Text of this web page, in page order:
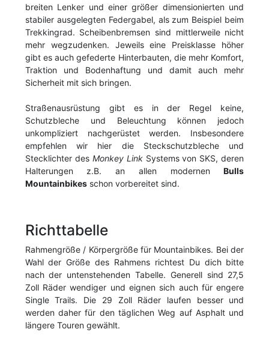
breiten Lenker und einer größer dimensionierten und
stabiler ausgelegten Federgabel, als zum Beispiel beim
Trekkingrad. Scheibenbremsen sind mittlerweile nicht
mehr wegzudenken. Jeweils eine Preisklasse höher
gibt es auch gefederte Hinterbauten, die mehr Komfort,
Traktion und Bodenhaftung und damit auch mehr
Sicherheit mit sich bringen.
Straßenausrüstung gibt es in der Regel keine,
Schutzbleche und Beleuchtung können jedoch
unkompliziert nachgerüstet werden. Insbesondere
empfehlen wir hier die Steckschutzbleche und
Stecklichter des Monkey LinkSystems von SKS, deren
Halterungen z.B. an allen modernenBulls
Mountainbikesschon vorbereitet sind.
Richttabelle
Rahmengröße / Körpergröße für Mountainbikes. Bei der
Wahl der Größe des Rahmens richtest Du dich bitte
nach der untenstehenden Tabelle. Generell sind 27,5
Zoll Räder wendiger und eignen sich auch für engere
Single Trails. Die 29 Zoll Räder laufen besser und
werden daher für den täglichen Weg auf Asphalt und
längere Touren gewählt.